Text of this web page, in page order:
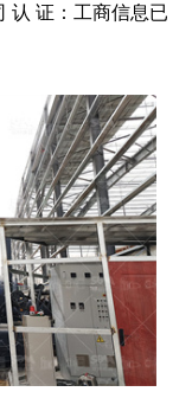
认 证：工商信息已